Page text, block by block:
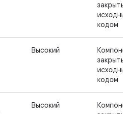
закрытым
исходным
кодом
Высокий
закрытым
исходным
кодом
Высокий